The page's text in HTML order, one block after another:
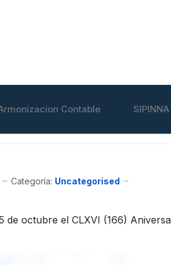
Contable SIPINNA
Categoría: Uncategorised
de octubre el CLXVI (166)